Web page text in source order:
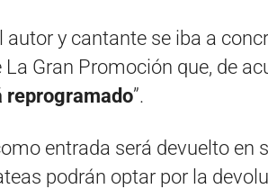
autor y cantante se iba a
La Gran Promoción que, de
reprogramado”.
entrada será devuelto en
podrán optar por la